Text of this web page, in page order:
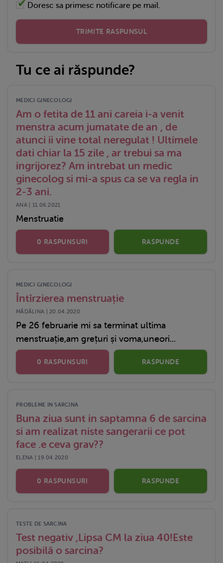
Doresc sa primesc notificare pe mail.
TRIMITE RASPUNSUL
Tu ce ai răspunde?
MEDICI GINECOLOGI
Am o fetita de 11 ani careia i-a venit
menstra acum jumatate de an , de
atunci ii vine total neregulat ! Ultimele
dati chiar la 15 zile , ar trebui sa ma
ingrijorez? Am intrebat un medic
ginecolog si mi-a spus ca se va regla in
2-3 ani.
ANA | 11.06.2021
Menstruatie
0 RASPUNSURI RASPUNDE
MEDICI GINECOLOGI
Întîrzierea menstruație
MĂDĂLINA | 20.04.2020
Pe 26 februarie mi sa terminat ultima
menstruație,am grețuri și voma,uneori...
0 RASPUNSURI RASPUNDE
PROBLEME IN SARCINA
Buna ziua sunt in saptamna 6 de sarcina
si am realizat niste sangerarii ce pot
face .e ceva grav??
ELENA | 19.04.2020
0 RASPUNSURI RASPUNDE
TESTE DE SARCINA
Test negativ ,Lipsa CM la ziua 40!Este
posibilă o sarcina?